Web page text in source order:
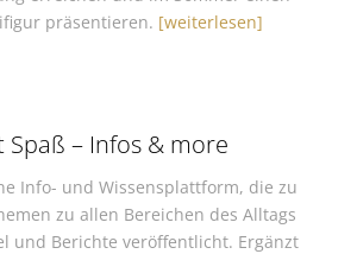
präsentieren. [weiterlesen]
Spaß – Infos & more
Info- und Wissensplattform, die zu
zu allen Bereichen des Alltags
und Berichte veröffentlicht. Ergänzt